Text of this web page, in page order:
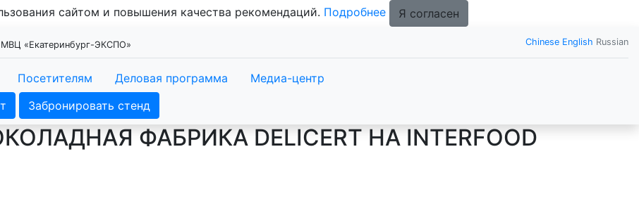
сайтом и повышения качества рекомендаций. Подробнее Я согласен
МВЦ «Екатеринбург-ЭКСПО» Chinese English Russian
Посетителям Деловая программа
Медиа-центр
Забронировать стенд
ФАБРИКА DELICERT НА INTERFOOD